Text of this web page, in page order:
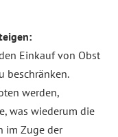
Einkauf von Obst
beschränken.
werden,
was wiederum die
im Zuge der